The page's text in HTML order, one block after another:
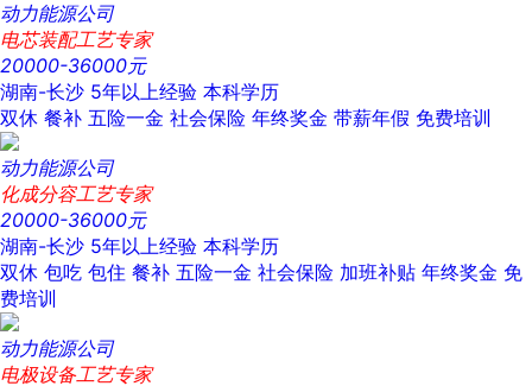
动力能源公司
电芯装配工艺专家
20000-36000元
湖南-长沙 5年以上经验 本科学历
双休 餐补 五险一金 社会保险 年终奖金 带薪年假 免费培训
动力能源公司
化成分容工艺专家
20000-36000元
湖南-长沙 5年以上经验 本科学历
双休 包吃 包住 餐补 五险一金 社会保险 加班补贴 年终奖金 免
费培训
动力能源公司
电极设备工艺专家